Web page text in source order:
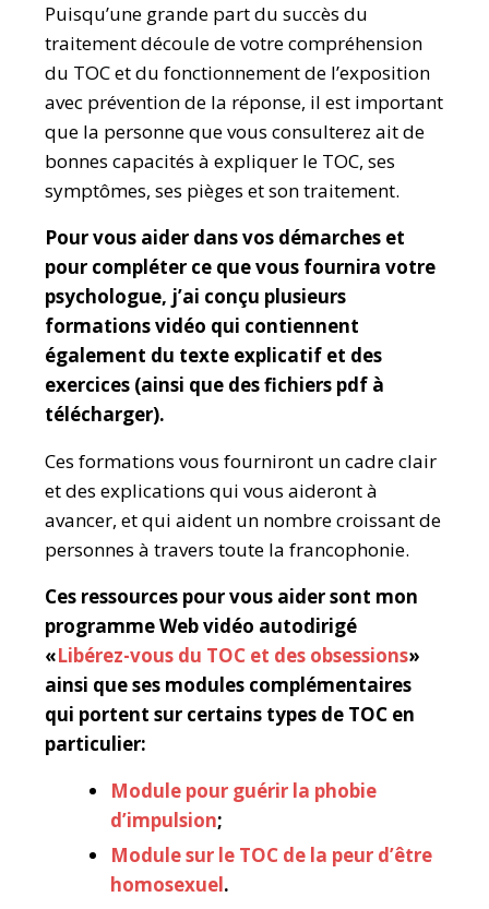
Puisqu’une grande part du succès du
traitement découle de votre compréhension
du TOC et du fonctionnement de l’exposition
avec prévention de la réponse, il est important
que la personne que vous consulterez ait de
bonnes capacités à expliquer le TOC, ses
symptômes, ses pièges et son traitement.
Pour vous aider dans vos démarches et
pour compléter ce que vous fournira votre
psychologue, j’ai conçu plusieurs
formations vidéo qui contiennent
également du texte explicatif et des
exercices (ainsi que des fichiers pdf à
télécharger).
Ces formations vous fourniront un cadre clair
et des explications qui vous aideront à
avancer, et qui aident un nombre croissant de
personnes à travers toute la francophonie.
Ces ressources pour vous aider sont mon
programme Web vidéo autodirigé
«Libérez-vous du TOC et des obsessions»
ainsi que ses modules complémentaires
qui portent sur certains types de TOC en
particulier:
Module pour guérir la phobie
d’impulsion;
Module sur le TOC de la peur d’être
homosexuel.